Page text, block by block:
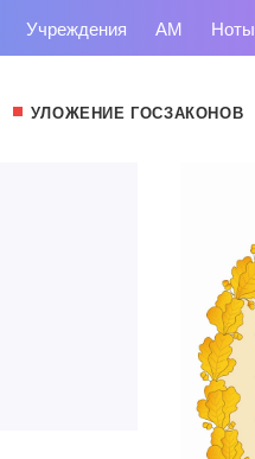
Учреждения АМ Ноты
УЛОЖЕНИЕ ГОСЗАКОНОВ